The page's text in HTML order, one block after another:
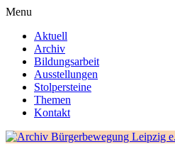
Menu
Aktuell
Archiv
Bildungsarbeit
Ausstellungen
Stolpersteine
Themen
Kontakt